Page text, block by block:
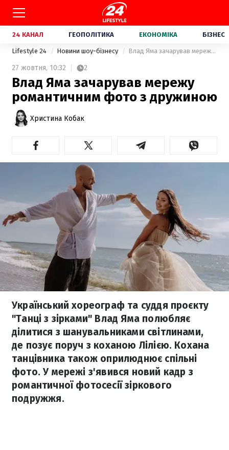
24 КАНАЛ ГЕОПОЛІТИКА ЕКОНОМІКА БІЗНЕС
Lifestyle 24 Новини шоу-бізнесу Влад Яма зачарував мережу романтичним фото з дружиною
27 жовтня, 10:32 2
Влад Яма зачарував мережу
романтичним фото з дружиною
Христина Кобак
Український хореограф та суддя проєкту
"Танці з зірками" Влад Яма полюбляє
ділитися з шанувальниками світлинами,
де позує поруч з коханою Лілією. Кохана
танцівника також оприлюднює спільні
фото. У мережі з'явився новий кадр з
романтичної фотосесії зіркового
подружжя.